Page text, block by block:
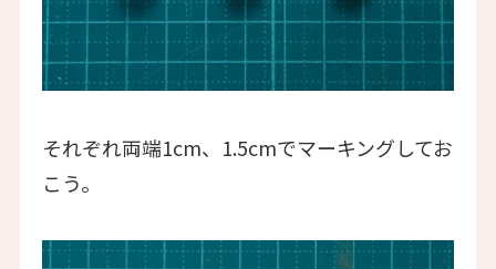
それぞれ両端1cm、1.5cmでマーキングしてお
こう。